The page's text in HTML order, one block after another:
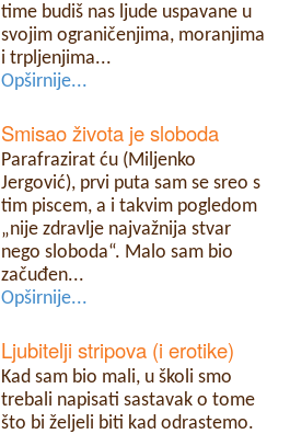
time budiš nas ljude uspavane u
svojim ograničenjima, moranjima
i trpljenjima...
Opširnije...
Smisao života je sloboda
Parafrazirat ću (Miljenko
Jergović), prvi puta sam se sreo s
tim piscem, a i takvim pogledom
„nije zdravlje najvažnija stvar
nego sloboda“. Malo sam bio
začuđen...
Opširnije...
Ljubitelji stripova (i erotike)
Kad sam bio mali, u školi smo
trebali napisati sastavak o tome
što bi željeli biti kad odrastemo.